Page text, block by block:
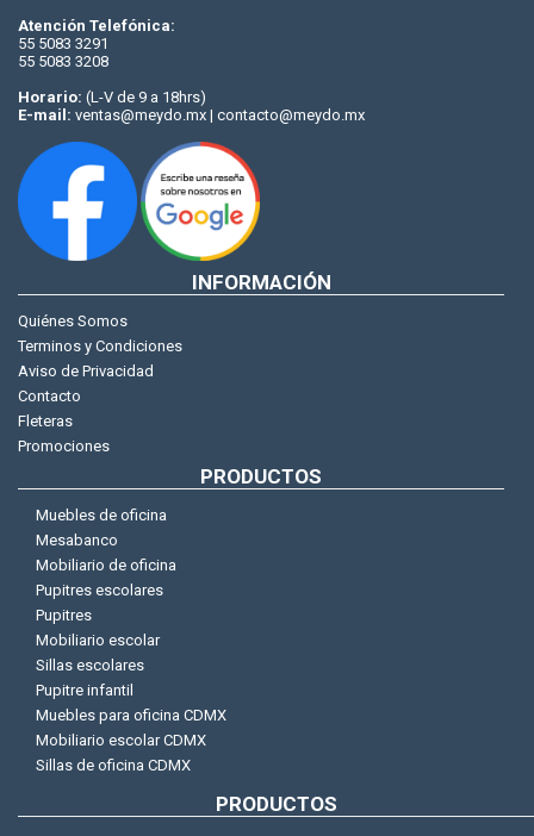
Atención Telefónica:
55 5083 3291
55 5083 3208
Horario: (L-V de 9 a 18hrs)
E-mail: ventas@meydo.mx | contacto@meydo.mx
INFORMACIÓN
Quiénes Somos
Terminos y Condiciones
Aviso de Privacidad
Contacto
Fleteras
Promociones
PRODUCTOS
Muebles de oficina
Mesabanco
Mobiliario de oficina
Pupitres escolares
Pupitres
Mobiliario escolar
Sillas escolares
Pupitre infantil
Muebles para oficina CDMX
Mobiliario escolar CDMX
Sillas de oficina CDMX
PRODUCTOS